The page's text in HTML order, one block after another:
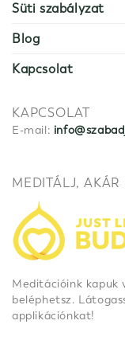
Süti szabályzat
Blog
Kapcsolat
KAPCSOLAT
E-mail:
MEDITÁLJ,
Meditációink kapuk
beléphetsz.
applikációnkat!